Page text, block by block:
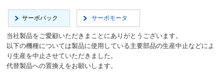
サーボパック サーボモータ
当社製品をご愛顧いただきまことにありがとうございます。
以下の機種については製品に使用している主要部品の生産中止などによ
り生産を中止させていただきました。
代替製品への置換えをお願いします。